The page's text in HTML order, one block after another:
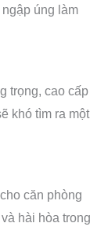
úng làm
trọng, cao cấp
khó tìm ra một
căn phòng
hài hòa trong